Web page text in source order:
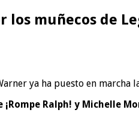
muñecos de
ya ha puesto en marcha
¡Rompe Ralph! y Michelle